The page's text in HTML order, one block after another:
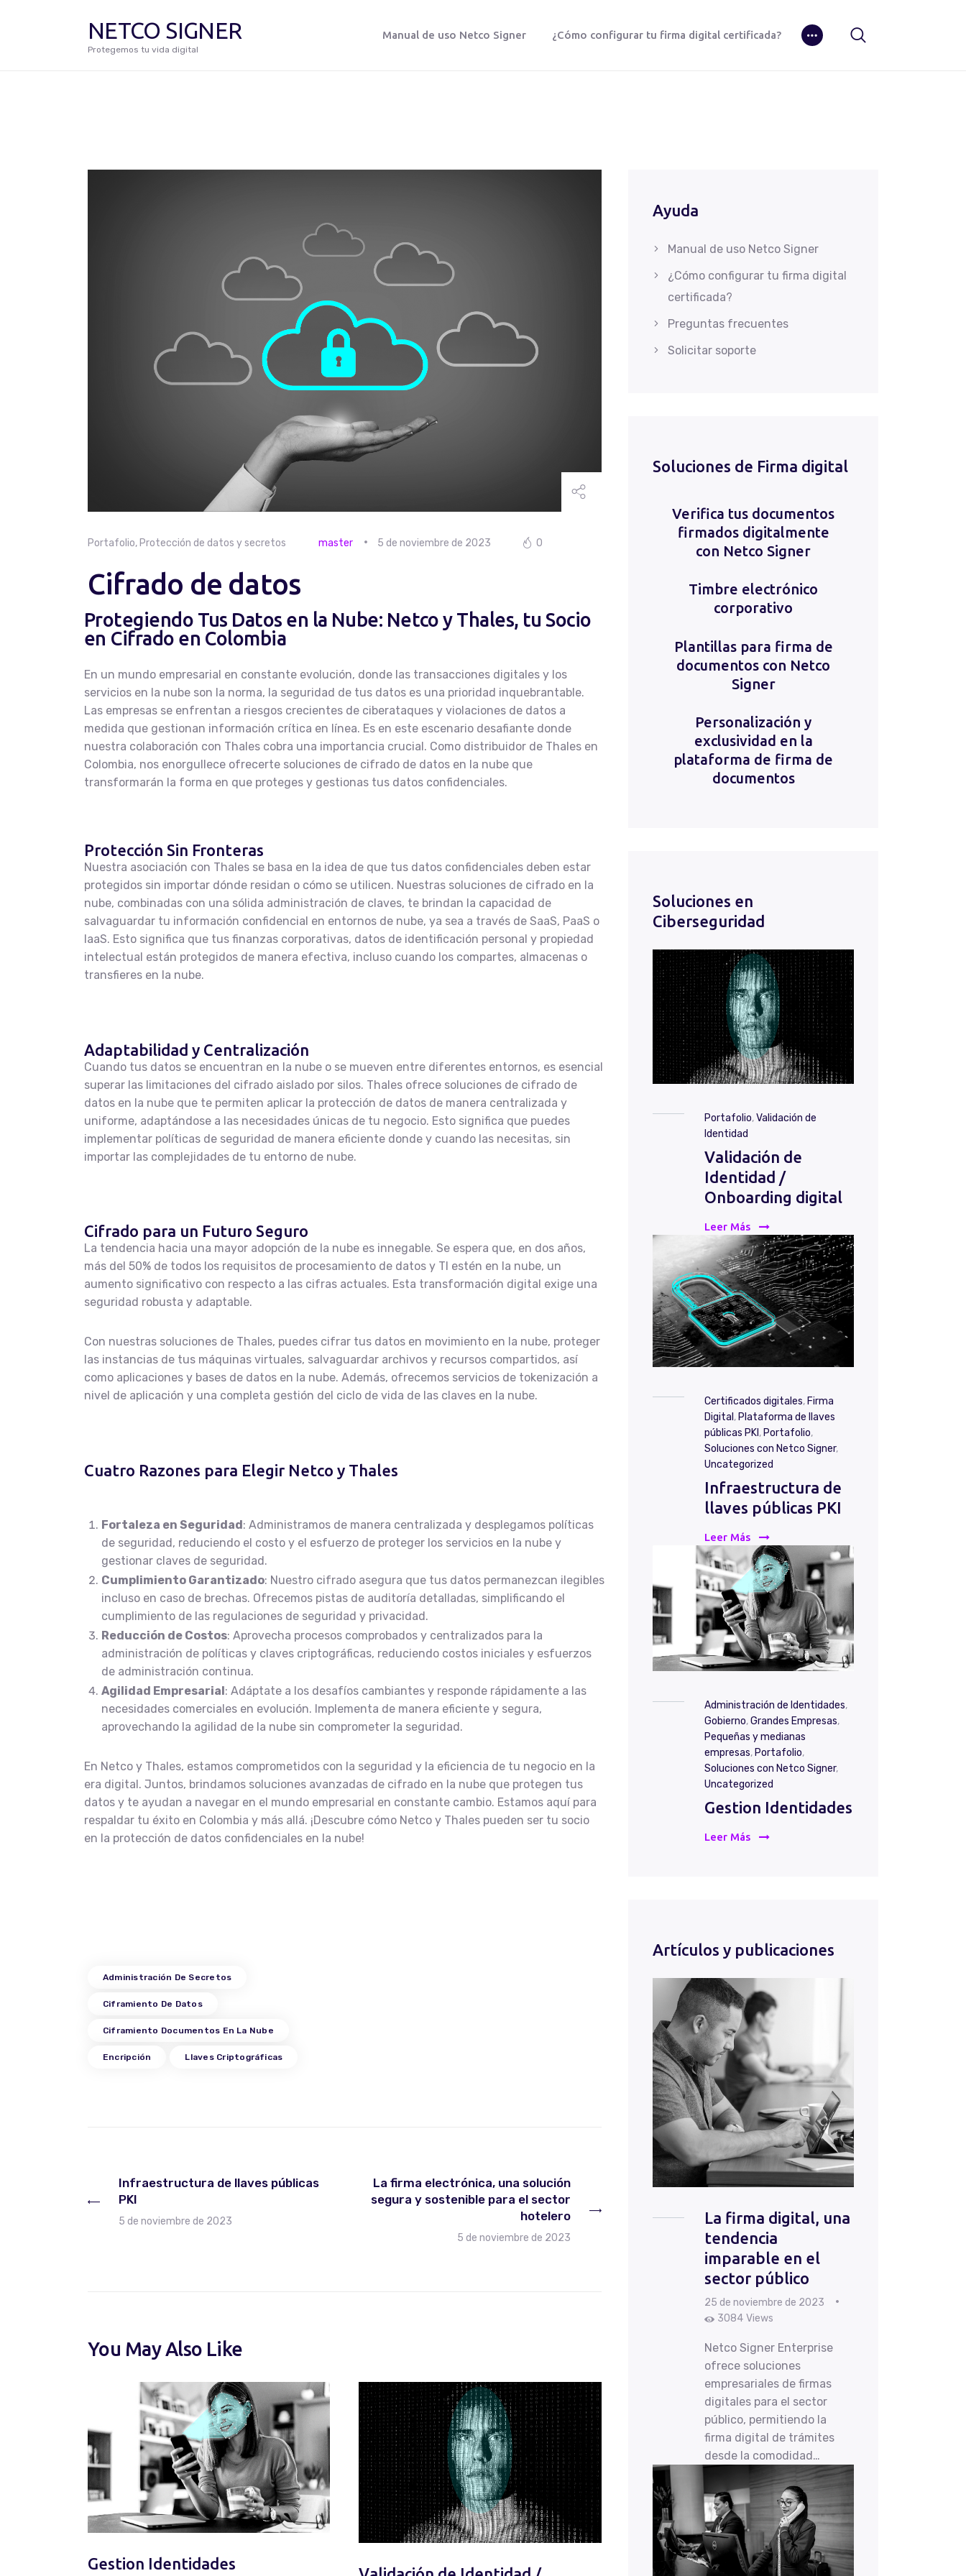
NETCO SIGNER
Protegemos tu vida digital
Manual de uso Netco Signer ¿Cómo configurar tu firma digital certificada?
¿Cómo Configurar Tu Firma Digital
Certificada?
Preguntas Frecuentes
Solicitar Soporte
Portafolio,Protección de datos y secretos master 5 de noviembre de 2023 0
Cifrado de datos
Protegiendo Tus Datos en la Nube: Netco y Thales, tu Socio
en Cifrado en Colombia
En un mundo empresarial en constante evolución, donde las transacciones digitales y los
servicios en la nube son la norma, la seguridad de tus datos es una prioridad inquebrantable.
Las empresas se enfrentan a riesgos crecientes de ciberataques y violaciones de datos a
medida que gestionan información crítica en línea. Es en este escenario desafiante donde
nuestra colaboración con Thales cobra una importancia crucial. Como distribuidor de Thales en
Colombia, nos enorgullece ofrecerte soluciones de cifrado de datos en la nube que
transformarán la forma en que proteges y gestionas tus datos confidenciales.
Protección Sin Fronteras
Nuestra asociación con Thales se basa en la idea de que tus datos confidenciales deben estar
protegidos sin importar dónde residan o cómo se utilicen. Nuestras soluciones de cifrado en la
nube, combinadas con una sólida administración de claves, te brindan la capacidad de
salvaguardar tu información confidencial en entornos de nube, ya sea a través de SaaS, PaaS o
IaaS. Esto significa que tus finanzas corporativas, datos de identificación personal y propiedad
intelectual están protegidos de manera efectiva, incluso cuando los compartes, almacenas o
transfieres en la nube.
Adaptabilidad y Centralización
Cuando tus datos se encuentran en la nube o se mueven entre diferentes entornos, es esencial
superar las limitaciones del cifrado aislado por silos. Thales ofrece soluciones de cifrado de
datos en la nube que te permiten aplicar la protección de datos de manera centralizada y
uniforme, adaptándose a las necesidades únicas de tu negocio. Esto significa que puedes
implementar políticas de seguridad de manera eficiente donde y cuando las necesitas, sin
importar las complejidades de tu entorno de nube.
Cifrado para un Futuro Seguro
La tendencia hacia una mayor adopción de la nube es innegable. Se espera que, en dos años,
más del 50% de todos los requisitos de procesamiento de datos y TI estén en la nube, un
aumento significativo con respecto a las cifras actuales. Esta transformación digital exige una
seguridad robusta y adaptable.
Con nuestras soluciones de Thales, puedes cifrar tus datos en movimiento en la nube, proteger
las instancias de tus máquinas virtuales, salvaguardar archivos y recursos compartidos, así
como aplicaciones y bases de datos en la nube. Además, ofrecemos servicios de tokenización a
nivel de aplicación y una completa gestión del ciclo de vida de las claves en la nube.
Cuatro Razones para Elegir Netco y Thales
Fortaleza en Seguridad: Administramos de manera centralizada y desplegamos políticas
de seguridad, reduciendo el costo y el esfuerzo de proteger los servicios en la nube y
gestionar claves de seguridad.
Cumplimiento Garantizado: Nuestro cifrado asegura que tus datos permanezcan ilegibles
incluso en caso de brechas. Ofrecemos pistas de auditoría detalladas, simplificando el
cumplimiento de las regulaciones de seguridad y privacidad.
Reducción de Costos: Aprovecha procesos comprobados y centralizados para la
administración de políticas y claves criptográficas, reduciendo costos iniciales y esfuerzos
de administración continua.
Agilidad Empresarial: Adáptate a los desafíos cambiantes y responde rápidamente a las
necesidades comerciales en evolución. Implementa de manera eficiente y segura,
aprovechando la agilidad de la nube sin comprometer la seguridad.
En Netco y Thales, estamos comprometidos con la seguridad y la eficiencia de tu negocio en la
era digital. Juntos, brindamos soluciones avanzadas de cifrado en la nube que protegen tus
datos y te ayudan a navegar en el mundo empresarial en constante cambio. Estamos aquí para
respaldar tu éxito en Colombia y más allá. ¡Descubre cómo Netco y Thales pueden ser tu socio
en la protección de datos confidenciales en la nube!
Administración De Secretos
Ciframiento De Datos
Ciframiento Documentos En La Nube
Encripción Llaves Criptográficas
Infraestructura de llaves públicas
PKI
5 de noviembre de 2023
La firma electrónica, una solución
segura y sostenible para el sector
hotelero
5 de noviembre de 2023
You May Also Like
Gestion Identidades
Ayuda
Manual de uso Netco Signer
¿Cómo configurar tu firma digital
certificada?
Preguntas frecuentes
Solicitar soporte
Soluciones de Firma digital
Verifica tus documentos
firmados digitalmente
con Netco Signer
Timbre electrónico
corporativo
Plantillas para firma de
documentos con Netco
Signer
Personalización y
exclusividad en la
plataforma de firma de
documentos
Soluciones en
Ciberseguridad
Portafolio,Validación de
Identidad
Validación de
Identidad /
Onboarding digital
Leer Más
Certificados digitales, Firma
Digital , Plataforma de llaves
públicas PKI , Portafolio,
Soluciones con Netco Signer,
Uncategorized
Infraestructura de
llaves públicas PKI
Leer Más
Administración de Identidades,
Gobierno,Grandes Empresas,
Pequeñas y medianas
empresas,Portafolio,
Soluciones con Netco Signer,
Uncategorized
Gestion Identidades
Leer Más
Artículos y publicaciones
La firma digital, una
tendencia
imparable en el
sector público
25 de noviembre de 2023
3084 Views
Netco Signer Enterprise
ofrece soluciones
empresariales de firmas
digitales para el sector
público, permitiendo la
firma digital de trámites
desde la comodidad…